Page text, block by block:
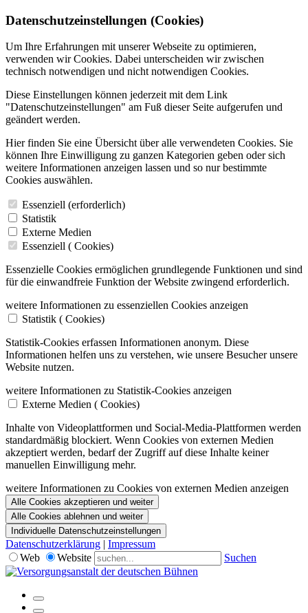
Datenschutzeinstellungen (Cookies)
Um Ihre Erfahrungen mit unserer Webseite zu optimieren,
verwenden wir Cookies. Dabei unterscheiden wir zwischen
technisch notwendigen und nicht notwendigen Cookies.
Diese Einstellungen können jederzeit mit dem Link
"Datenschutzeinstellungen" am Fuß dieser Seite aufgerufen und
geändert werden.
Hier finden Sie eine Übersicht über alle verwendeten Cookies. Sie
können Ihre Einwilligung zu ganzen Kategorien geben oder sich
weitere Informationen anzeigen lassen und so nur bestimmte
Cookies auswählen.
Essenziell (erforderlich)
Statistik
Externe Medien
Essenziell ( Cookies)
Essenzielle Cookies ermöglichen grundlegende Funktionen und sind
für die einwandfreie Funktion der Website zwingend erforderlich.
weitere Informationen zu essenziellen Cookies anzeigen
Statistik ( Cookies)
Statistik-Cookies erfassen Informationen anonym. Diese
Informationen helfen uns zu verstehen, wie unsere Besucher unsere
Website nutzen.
weitere Informationen zu Statistik-Cookies anzeigen
Externe Medien ( Cookies)
Inhalte von Videoplattformen und Social-Media-Plattformen werden
standardmäßig blockiert. Wenn Cookies von externen Medien
akzeptiert werden, bedarf der Zugriff auf diese Inhalte keiner
manuellen Einwilligung mehr.
weitere Informationen zu Cookies von externen Medien anzeigen
Alle Cookies akzeptieren und weiter
Alle Cookies ablehnen und weiter
Individuelle Datenschutzeinstellungen
Datenschutzerklärung | Impressum
Web
Website Suchen